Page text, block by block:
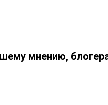
мнению,